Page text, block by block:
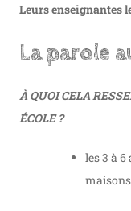
Leurs enseignantes
La parole
À QUOI CELA
ÉCOLE ?
les 3 à 6